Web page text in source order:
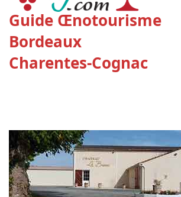
Guide Œnotourisme
Bordeaux
Charentes-Cognac